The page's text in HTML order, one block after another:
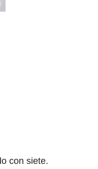
con siete.